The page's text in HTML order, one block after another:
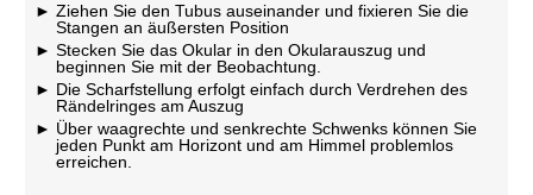
Ziehen Sie den Tubus auseinander und fixieren Sie die
Stangen an äußersten Position
Stecken Sie das Okular in den Okularauszug und
beginnen Sie mit der Beobachtung.
Die Scharfstellung erfolgt einfach durch Verdrehen des
Rändelringes am Auszug
Über waagrechte und senkrechte Schwenks können Sie
jeden Punkt am Horizont und am Himmel problemlos
erreichen.